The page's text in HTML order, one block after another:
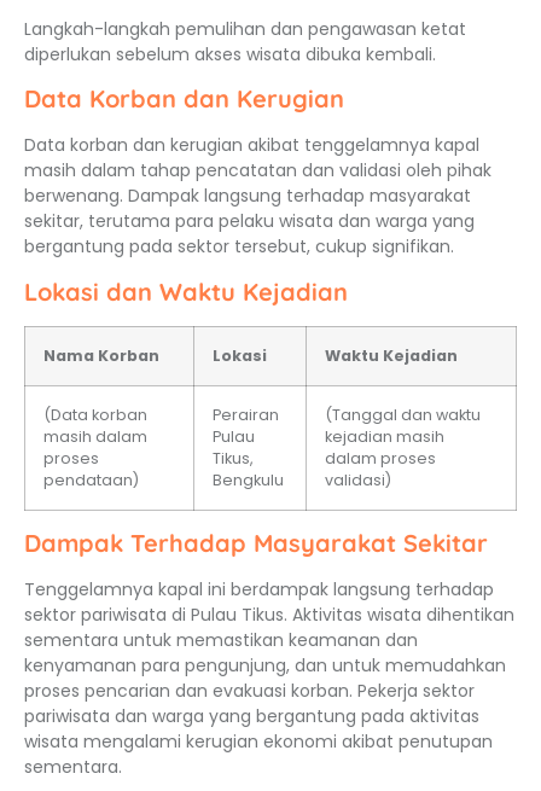
Langkah-langkah pemulihan dan pengawasan ketat
diperlukan sebelum akses wisata dibuka kembali.
Data Korban dan Kerugian
Data korban dan kerugian akibat tenggelamnya kapal
masih dalam tahap pencatatan dan validasi oleh pihak
berwenang. Dampak langsung terhadap masyarakat
sekitar, terutama para pelaku wisata dan warga yang
bergantung pada sektor tersebut, cukup signifikan.
Lokasi dan Waktu Kejadian
Nama Korban Lokasi Waktu Kejadian
(Data korban
masih dalam
proses
pendataan)
Perairan
Pulau
Tikus,
Bengkulu
(Tanggal dan waktu
kejadian masih
dalam proses
validasi)
Dampak Terhadap Masyarakat Sekitar
Tenggelamnya kapal ini berdampak langsung terhadap
sektor pariwisata di Pulau Tikus. Aktivitas wisata dihentikan
sementara untuk memastikan keamanan dan
kenyamanan para pengunjung, dan untuk memudahkan
proses pencarian dan evakuasi korban. Pekerja sektor
pariwisata dan warga yang bergantung pada aktivitas
wisata mengalami kerugian ekonomi akibat penutupan
sementara.